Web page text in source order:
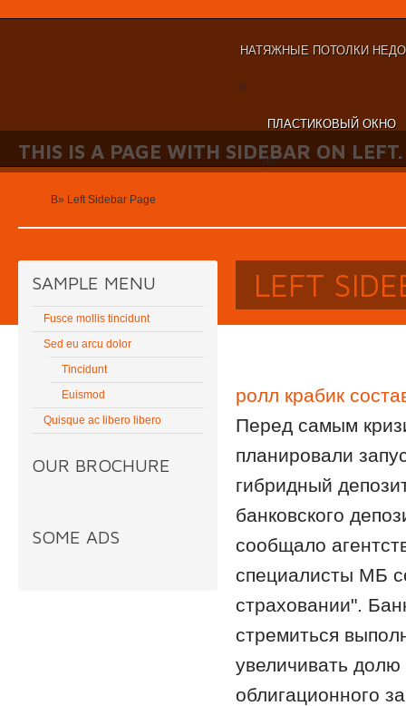
НАТЯЖНЫЕ ПОТОЛКИ
nt
ПЛАСТИКОВЫЙ ОКНО
nt
THIS IS A PAGE WITH SIDEBAR ON LEFT.
В» Left Sidebar Page
SAMPLE MENU
Fusce mollis tincidunt
Sed eu arcu dolor
Tincidunt
Euismod
Quisque ac libero libero
OUR BROCHURE
SOME ADS
LEFT
ролл крабик
Перед самым
планировали
гибридный
банковского
сообщало
специалисты МБ
страховании".
стремиться
увеличивать долю
облигационного